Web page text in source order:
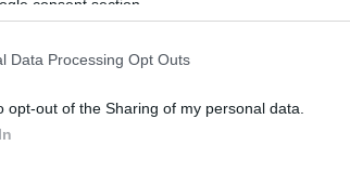
consent section.
Data Processing Opt Outs
opt-out of the Sharing of my personal data.